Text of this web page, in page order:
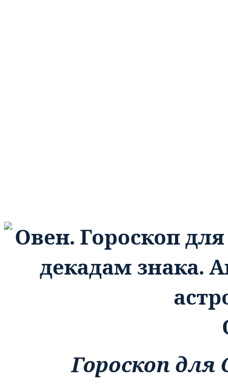
Гороскоп для